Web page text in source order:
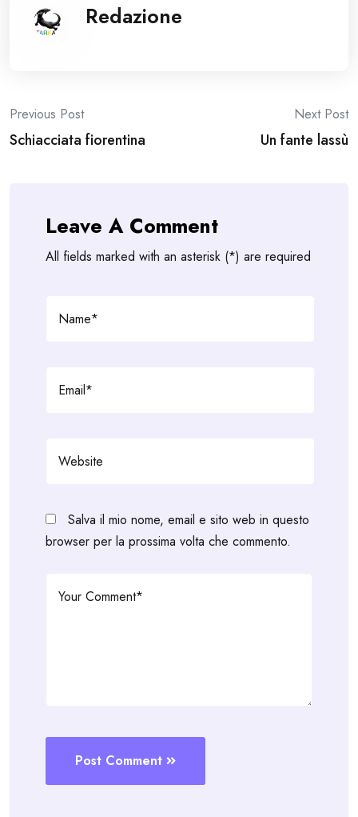
Redazione
Post
navigation
Previous Post
Schiacciata fiorentina
Next Post
Un fante lassù
Leave A Comment
All fields marked with an asterisk (*) are required
Salva il mio nome, email e sito web in questo
browser per la prossima volta che commento.
Post Comment